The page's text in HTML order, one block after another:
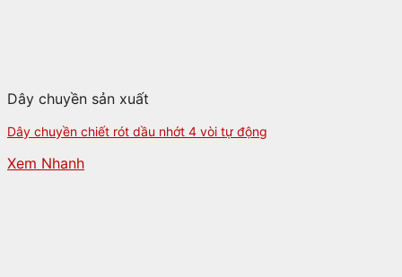
Dây chuyền sản xuất
Dây chuyền chiết rót dầu nhớt 4 vòi tự động
Xem Nhanh